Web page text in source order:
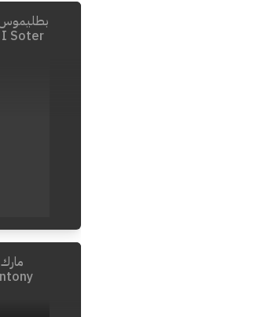
1900
-
1945
بطليموس
Soter